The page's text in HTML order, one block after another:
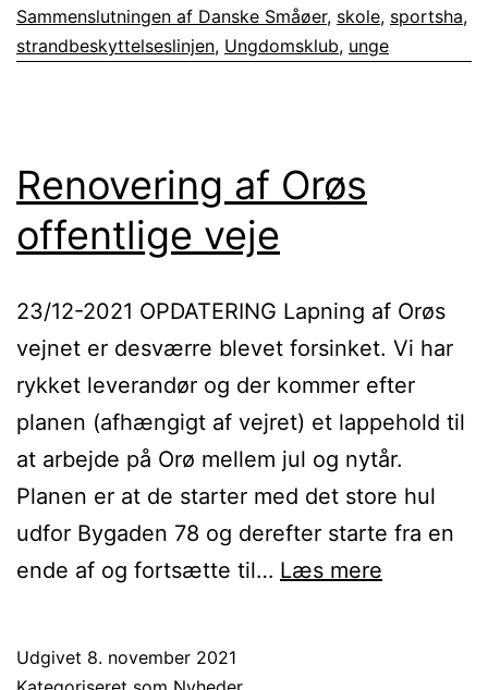
Sammenslutningen af Danske Småøer, skole, sportsha,
strandbeskyttelseslinjen, Ungdomsklub, unge
Renovering af Orøs
offentlige veje
23/12-2021 OPDATERING Lapning af Orøs
vejnet er desværre blevet forsinket. Vi har
rykket leverandør og der kommer efter
planen (afhængigt af vejret) et lappehold til
at arbejde på Orø mellem jul og nytår.
Planen er at de starter med det store hul
udfor Bygaden 78 og derefter starte fra en
ende af og fortsætte til… Læs mere
Udgivet 8. november 2021